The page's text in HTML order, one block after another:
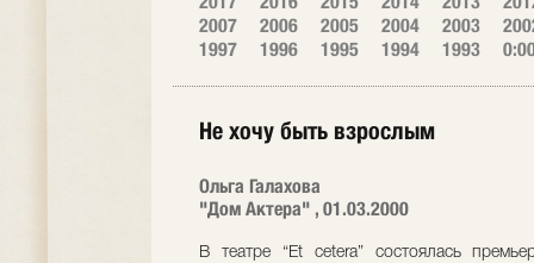
2007
2006 2005 2004 2003
1997
1996 1995 1994 1993
Не хочу быть взрослым
Ольга Галахова
"Дом Актера" , 01.03.2000
В театре “Et cetera” состоялась